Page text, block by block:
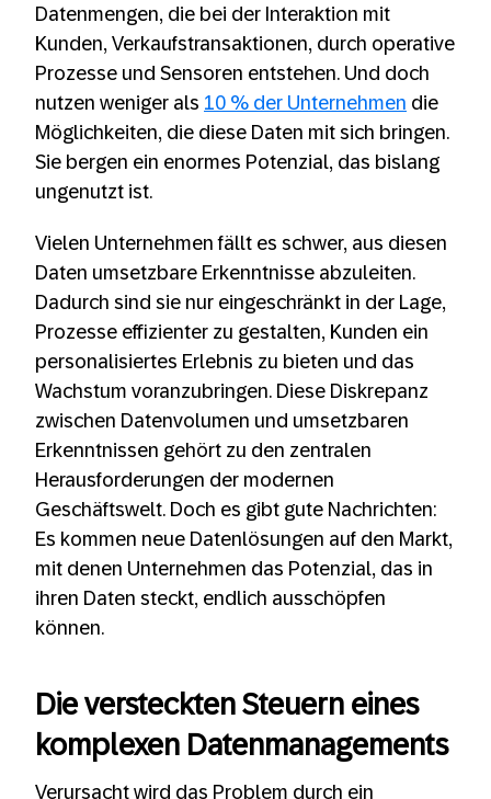
Datenmengen, die bei der Interaktion mit
Kunden, Verkaufstransaktionen, durch operative
Prozesse und Sensoren entstehen. Und doch
nutzen weniger als 10 % der Unternehmen die
Möglichkeiten, die diese Daten mit sich bringen.
Sie bergen ein enormes Potenzial, das bislang
ungenutzt ist.
Vielen Unternehmen fällt es schwer, aus diesen
Daten umsetzbare Erkenntnisse abzuleiten.
Dadurch sind sie nur eingeschränkt in der Lage,
Prozesse effizienter zu gestalten, Kunden ein
personalisiertes Erlebnis zu bieten und das
Wachstum voranzubringen. Diese Diskrepanz
zwischen Datenvolumen und umsetzbaren
Erkenntnissen gehört zu den zentralen
Herausforderungen der modernen
Geschäftswelt. Doch es gibt gute Nachrichten:
Es kommen neue Datenlösungen auf den Markt,
mit denen Unternehmen das Potenzial, das in
ihren Daten steckt, endlich ausschöpfen
können.
Die versteckten Steuern eines
komplexen Datenmanagements
Verursacht wird das Problem durch ein